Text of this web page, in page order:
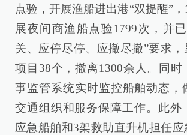
点验，开展渔船进出港“双提醒”
展夜间商渔船点验1799次，并
关、应停尽停、应撤尽撤”要求，
项目38个，撤离1300余人。同时
事监管系统实时监控船舶动态，
交通组织和服务保障工作。此外
应急船舶和3架救助直升机担任应